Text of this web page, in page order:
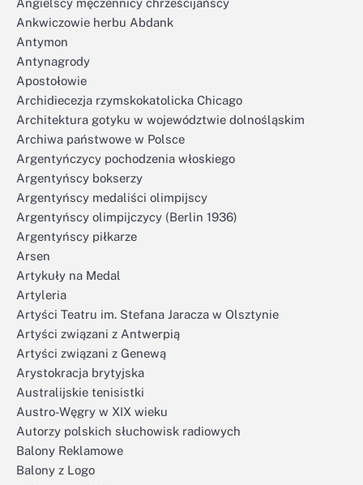
Angielscy męczennicy chrześcijańscy
Ankwiczowie herbu Abdank
Antymon
Antynagrody
Apostołowie
Archidiecezja rzymskokatolicka Chicago
Architektura gotyku w województwie dolnośląskim
Archiwa państwowe w Polsce
Argentyńczycy pochodzenia włoskiego
Argentyńscy bokserzy
Argentyńscy medaliści olimpijscy
Argentyńscy olimpijczycy (Berlin 1936)
Argentyńscy piłkarze
Arsen
Artykuły na Medal
Artyleria
Artyści Teatru im. Stefana Jaracza w Olsztynie
Artyści związani z Antwerpią
Artyści związani z Genewą
Arystokracja brytyjska
Australijskie tenisistki
Austro-Węgry w XIX wieku
Autorzy polskich słuchowisk radiowych
Balony Reklamowe
Balony z Logo